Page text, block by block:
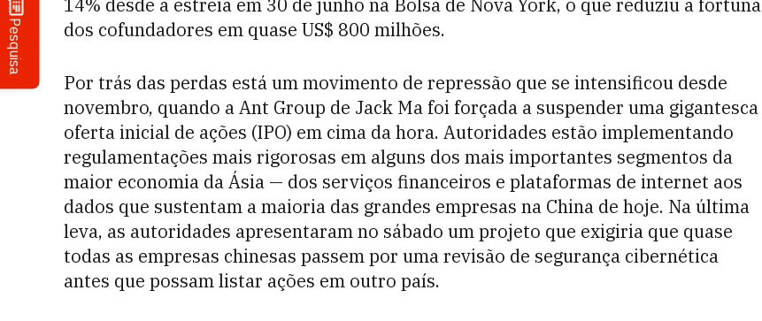
Pesquisa
14% desde a estreia em 30 de junho na Bolsa de Nova York, o que reduziu a fortuna
dos cofundadores em quase US$ 800 milhões.
Por trás das perdas está um movimento de repressão que se intensificou desde
novembro, quando a Ant Group de Jack Ma foi forçada a suspender uma gigantesca
oferta inicial de ações (IPO) em cima da hora. Autoridades estão implementando
regulamentações mais rigorosas em alguns dos mais importantes segmentos da
maior economia da Ásia — dos serviços financeiros e plataformas de internet aos
dados que sustentam a maioria das grandes empresas na China de hoje. Na última
leva, as autoridades apresentaram no sábado um projeto que exigiria que quase
todas as empresas chinesas passem por uma revisão de segurança cibernética
antes que possam listar ações em outro país.